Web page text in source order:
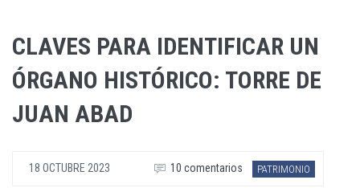
CLAVES PARA IDENTIFICAR UN
ÓRGANO HISTÓRICO: TORRE DE
JUAN ABAD
18 OCTUBRE 2023 PATRIMONIO
10 comentarios